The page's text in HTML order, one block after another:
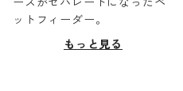
ットフィーダー。
もっと見る